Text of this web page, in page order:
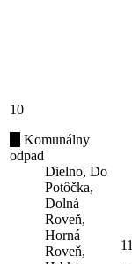
10
Komunálny
odpad
Dielno, Do
Potôčka,
Dolná
Roveň,
Horná
Roveň,
11